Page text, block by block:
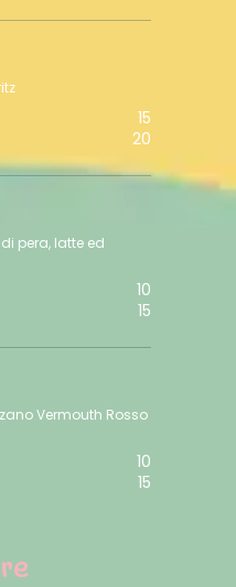
15
20
pera, latte ed
10
15
Vermouth Rosso
10
15